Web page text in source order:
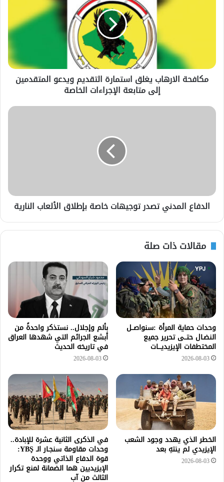
مكافحة الارهاب يغلق استمارة التقديم ويدعو المتقدمين
إلى متابعة الإجراءات الخاصة
الدفاع المدني تصدر توجيهات خاصة بإطلاق الألعاب النارية
مقالات ذات صلة
وحدات حماية المرأة :سنواصــل
النضـال حتــى تحرير جميع
المختطفات الإيزيديـــات
2026-08-03
بألم وإجلال.. نستذكر واحدةً من
أبشع الجرائم التي شهدها العراق
في تاريخه الحديث
2026-08-03
الخطر الذي يهدد وجود الشعب
الإيزيدي لم ينتهِ بعد
2026-08-03
في الذكرى الثانية عشرة للإبادة..
وحدات مقاومة سنجـار الـ YBŞ:
قوة الدفاع الذاتي ووحدة
الإيزيديين هما الضمانة لمنع تكرار
الثالث من آب